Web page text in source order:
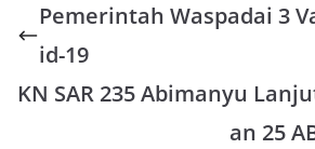
t
s
p
e
e
o
t
r
i
r
Pemerintah Waspadai 3
id-19
KN SAR 235 Abimanyu
an 25